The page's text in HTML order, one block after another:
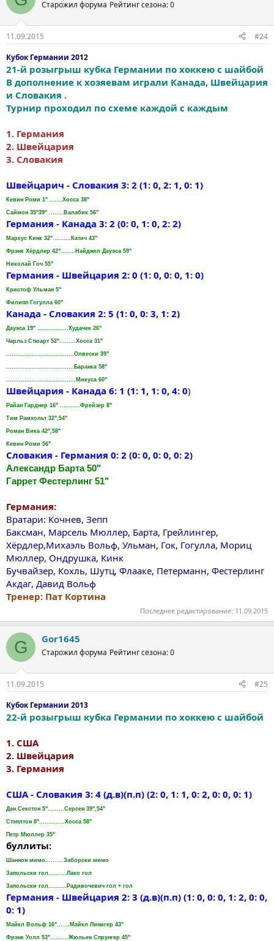
Старожил форума Рейтинг сезона: 0
11.09.2015
#24
Кубок Германии 2012
21-й розыгрыш кубка Германии по хоккею с шайбой
В дополнение к хозяевам играли Канада, Швейцария
и Словакия .
Турнир проходил по схеме каждой с каждым
1. Германия
2. Швейцария
3. Словакия
Швейцарич - Словакия 3: 2 (1: 0, 2: 1, 0: 1)
Кевин Роми 1" .......Хосса 38"
Саймон 35"39" ........Валабик 56"
Германия - Канада 3: 2 (0: 0, 1: 0, 2: 2)
Маркус Кинк 32"..........Катич 43"
Фрэнк Хёрдлер 42"........Найджел Дауэса 59"
Николай Гоч 55"
Германия - Швейцария 2: 0 (1: 0, 0: 0, 1: 0)
Кристоф Ульман 5"
Филипп Гогулла 60"
Канада - Словакия 2: 5 (1: 0, 0: 3, 1: 2)
Дауэса 19" .................Худачек 26"
Чарльз Стюарт 52".........Хосса 31"
.....................................Олвески 39"
.....................................Баранка 58"
......................................Микуса 60"
Швейцария - Канада 6: 1 (1: 1, 1: 0, 4: 0)
Райан Гарднер 16" ...........Фрейзер 8"
Тим Рамхольт 32",54"
Роман Вика 42",58"
Кевин Роми 56"
Словакия - Германия 0: 2 (0: 0, 0: 0, 0: 2)
Александр Барта 50"
Гаррет Фестерлинг 51"
Германия:
Вратари: Кочнев, Зепп
Баксман, Марсель Мюллер, Барта, Грейлингер,
Хёрдлер,Михаэль Вольф, Ульман, Гок, Гогулла, Мориц
Мюллер, Ондрушка, Кинк
Бучвайзер, Кохль, Шутц, Флааке, Петерманн, Фестерлинг
Акдаг, Давид Вольф
Тренер: Пат Кортина
Последнее редактирование: 11.09.2015
G Gor1645
Старожил форума Рейтинг сезона: 0
11.09.2015
#25
Кубок Германии 2013
22-й розыгрыш кубка Германии по хоккею с шайбой
1. США
2. Швейцария
3. Германия
США - Словакия 3: 4 (д.в)(п.п) (2: 0, 1: 1, 0: 2, 0: 0, 0: 1)
Дэн Секстон 5".........Серсен 39",54"
Стэплтон 8"..............Хосса 58"
Петр Мюллер 35"
буллиты:
Шаннон мимо..........Заборски мимо
Запольски гол..........Лако гол
Запольски гол..........Радивочевич гол + гол
Германия - Швейцария 2: 3 (д.в)(п.п) (1: 0, 0: 0, 1: 2, 0: 0,
0: 1)
Майкл Вольф 16".......Майкл Линигер 43"
Фрэнк Уолл 53"..........Жюльен Спрунгер 45"